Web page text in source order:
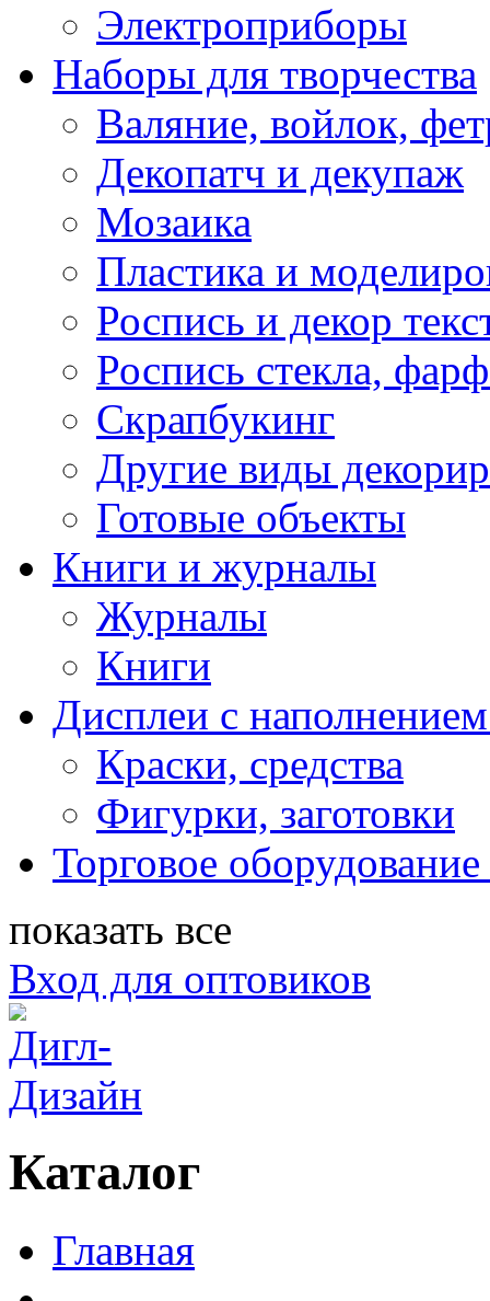
Электроприборы
Наборы для творчества
Валяние, войлок,
Декопатч и декупаж
Мозаика
Пластика и
Роспись и декор
Роспись стекла,
Скрапбукинг
Другие виды
Готовые объекты
Книги и журналы
Журналы
Книги
Дисплеи с
Краски, средства
Фигурки, заготовки
Торговое
показать все
Вход для оптовиков
Каталог
Главная